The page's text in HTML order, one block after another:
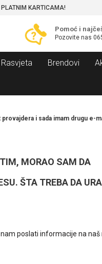
KARTICAMA!
Pomoć i
Pozovite nas
Rasvjeta Brendovi
i sada imam drugu e-
MORAO SAM DA
ŠTA TREBA DA
poslati informacije na naš
15. Nov.